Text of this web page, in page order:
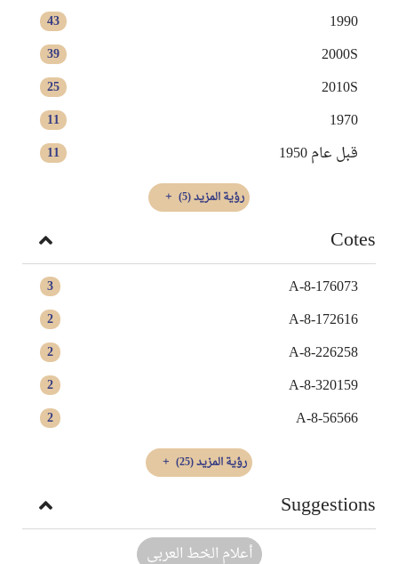
43 1990
39 2000S
25 2010S
11 1970
11 قبل عام 1950
رؤية المزيد(5)
Cotes
3 A-8-176073
2 A-8-172616
2 A-8-226258
2 A-8-320159
2 A-8-56566
رؤية المزيد(25)
Suggestions
أعلام الخط العربي